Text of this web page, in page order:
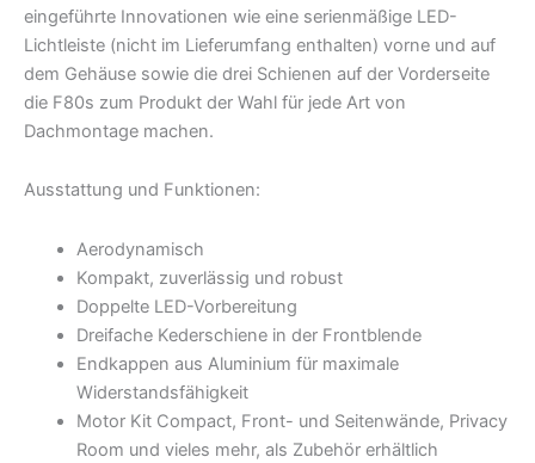
eingeführte Innovationen wie eine serienmäßige LED-
Lichtleiste (nicht im Lieferumfang enthalten) vorne und auf
dem Gehäuse sowie die drei Schienen auf der Vorderseite
die F80s zum Produkt der Wahl für jede Art von
Dachmontage machen.
Ausstattung und Funktionen:
Aerodynamisch
Kompakt, zuverlässig und robust
Doppelte LED-Vorbereitung
Dreifache Kederschiene in der Frontblende
Endkappen aus Aluminium für maximale
Widerstandsfähigkeit
Motor Kit Compact, Front- und Seitenwände, Privacy
Room und vieles mehr, als Zubehör erhältlich